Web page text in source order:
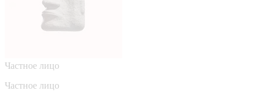
Частное лицо
Частное лицо